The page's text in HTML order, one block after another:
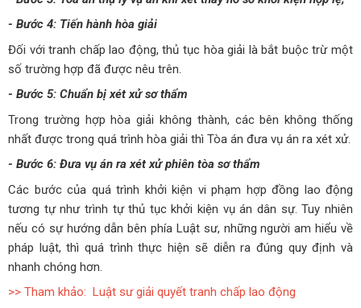
- Bước 4: Tiến hành hòa giải
Đối với tranh chấp lao động, thủ tục hòa giải là bắt buộc trừ một
số trường hợp đã được nêu trên.
- Bước 5: Chuẩn bị xét xửsơ thẩm
Trong trường hợp hòa giải không thành, các bên không thống
nhất được trong quá trình hòa giải thì Tòa án đưa vụ án ra xét xử.
- Bước 6: Đưa vụ án ra xét xử phiên tòa sơ thẩm
Các bước của quá trình khởi kiện vi phạm hợp đồng lao động
tương tự như trình tự thủ tục khởi kiện vụ án dân sự. Tuy nhiên
nếu có sự hướng dẫn bên phía Luật sư, những người am hiểu về
pháp luật, thì quá trình thực hiện sẽ diễn ra đúng quy định và
nhanh chóng hơn.
>> Tham khảo: Luật sư giải quyết tranh chấp lao động